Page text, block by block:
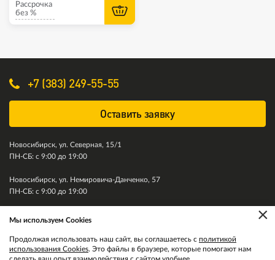
Рассрочка
без %
+7 (383) 249-55-55
Оставить заявку
Новосибирск, ул. Северная, 15/1
ПН-СБ: с 9:00 до 19:00
Новосибирск, ул. Немировича-Данченко, 57
ПН-СБ: с 9:00 до 19:00
×
Мы используем Cookies
Продолжая использовать наш сайт, вы соглашаетесь с политикой
использования Cookies. Это файлы в браузере, которые помогают нам